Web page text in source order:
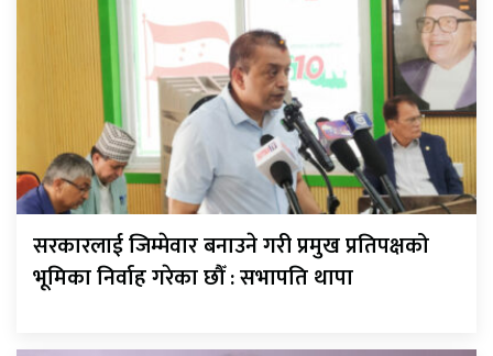
सरकारलाई जिम्मेवार बनाउने गरी प्रमुख प्रतिपक्षको
भूमिका निर्वाह गरेका छौँ : सभापति थापा